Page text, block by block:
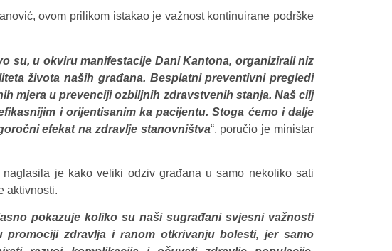
ovom prilikom istakao je važnost kontinuirane podrške
su, u okviru manifestacije Dani Kantona, organizirali niz
života naših građana. Besplatni preventivni pregledi
mjera u prevenciji ozbiljnih zdravstvenih stanja. Naš cilj
i orijentisanim ka pacijentu. Stoga ćemo i dalje
efekat na zdravlje stanovništva“, poručio je ministar
je kako veliki odziv građana u samo nekoliko sati
aktivnosti.
pokazuje koliko su naši sugrađani svjesni važnosti
zdravlja i ranom otkrivanju bolesti, jer samo